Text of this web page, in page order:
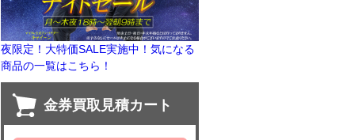
夜限定！大特価SALE実施中！気になる
商品の一覧はこちら！
金券買取見積カート